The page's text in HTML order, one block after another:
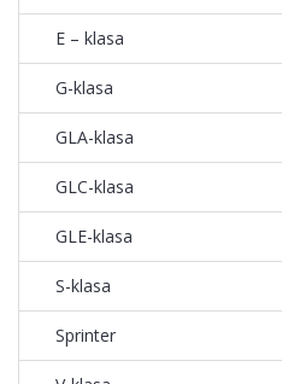
E – klasa
G-klasa
GLA-klasa
GLC-klasa
GLE-klasa
S-klasa
Sprinter